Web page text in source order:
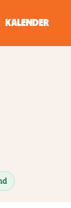
KALENDER